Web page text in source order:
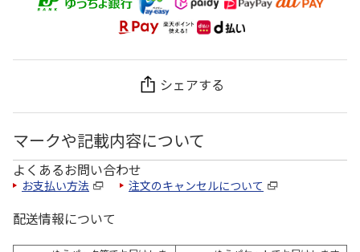
シェアする
マークや記載内容について
よくあるお問い合わせ
お支払い方法 注文のキャンセルについて
配送情報について